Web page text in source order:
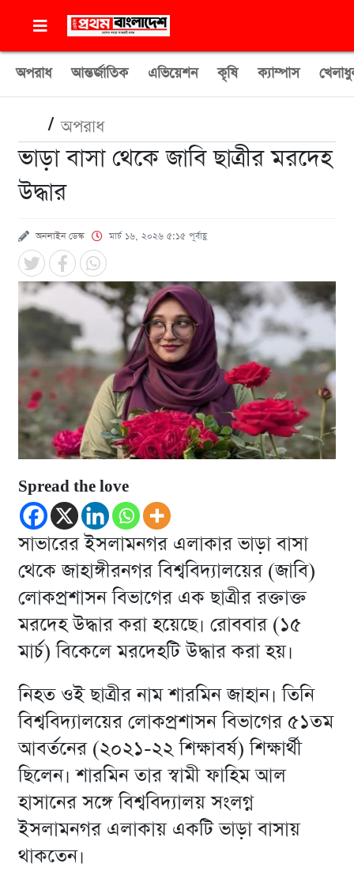
অপরাধ আন্তর্জাতিক এভিয়েশন কৃষি ক্যাম্পাস
/অপরাধ
ভাড়া বাসা থেকে জাবি ছাত্রীর মরদেহ
উদ্ধার
অনলাইন ডেস্ক মার্চ ১৬, ২০২৬ ৫:১৫ পূর্বাহ্ণ
Spread the love
সাভারের ইসলামনগর এলাকার ভাড়া বাসা
থেকে জাহাঙ্গীরনগর বিশ্ববিদ্যালয়ের (জাবি)
লোকপ্রশাসন বিভাগের এক ছাত্রীর রক্তাক্ত
মরদেহ উদ্ধার করা হয়েছে। রোববার (১৫
মার্চ) বিকেলে মরদেহটি উদ্ধার করা হয়।
​​নিহত ওই ছাত্রীর নাম শারমিন জাহান। তিনি
বিশ্ববিদ্যালয়ের লোকপ্রশাসন বিভাগের ৫১তম
আবর্তনের (২০২১-২২ শিক্ষাবর্ষ) শিক্ষার্থী
ছিলেন। শারমিন তার স্বামী ফাহিম আল
হাসানের সঙ্গে বিশ্ববিদ্যালয় সংলগ্ন
ইসলামনগর এলাকায় একটি ভাড়া বাসায়
থাকতেন।